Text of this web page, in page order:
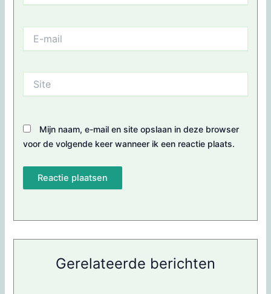
mail
Mijn naam, e-mail en site opslaan in deze browser
voor de volgende keer wanneer ik een reactie plaats.
Gerelateerde berichten